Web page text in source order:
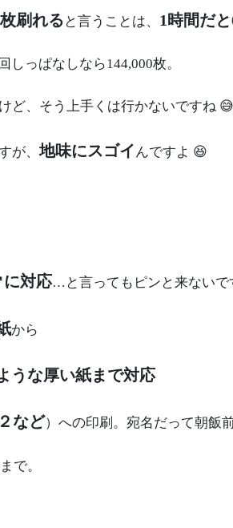
刷れる と言うことは、 1時間だ
しっぱなしなら144,000枚。
ど、そう上手くは行かないですね 😅
が、地味にスゴイんですよ 😆
に対応…と言ってもピンと来ないで
から
うな厚い紙まで対応
など）への印刷。宛名だって朝飯前
まで。